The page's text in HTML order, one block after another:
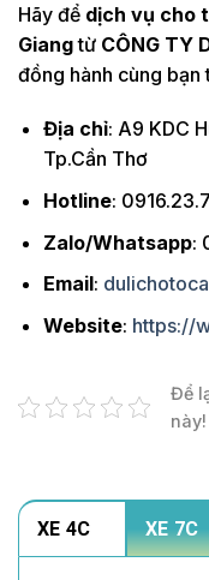
Hãy để dịch vụ cho
Giangtừ CÔNG TY
đồng hành cùng bạn
Địa chỉ: A9 KDC
Tp.Cần Thơ
Hotline:
Zalo/Whatsapp:
Email:
Website: https://
Để
này!
XE 4C XE 7C